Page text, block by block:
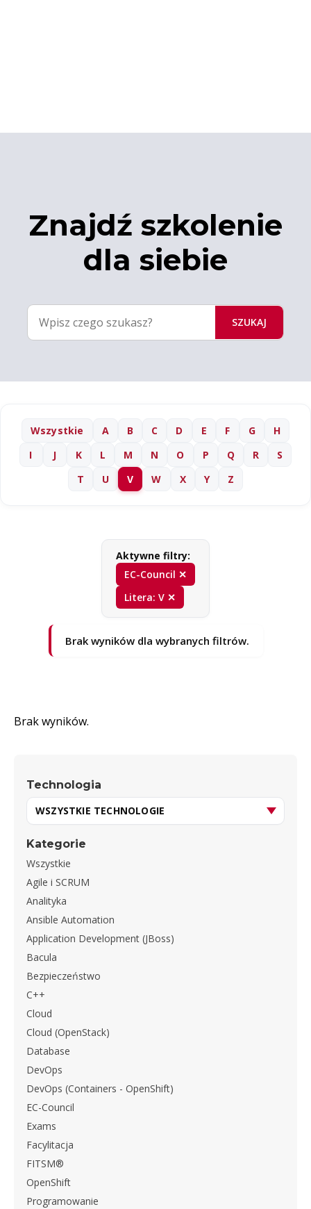
Znajdź szkolenie
dla siebie
SZUKAJ
Wszystkie A B C D E F G
H
I
J K L M N O P Q R
S
T
U V W X Y Z
Aktywne filtry:
EC-Council ✕
Litera: V ✕
Brak wyników dla wybranych filtrów.
Brak wyników.
Technologia
Kategorie
Wszystkie
Agile i SCRUM
Analityka
Ansible Automation
Application Development (JBoss)
Bacula
Bezpieczeństwo
C++
Cloud
Cloud (OpenStack)
Database
DevOps
DevOps (Containers - OpenShift)
EC-Council
Exams
Facylitacja
FITSM®
OpenShift
Programowanie